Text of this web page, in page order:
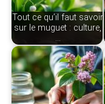
Tout ce qu’il faut savoir
sur le muguet : culture,
…